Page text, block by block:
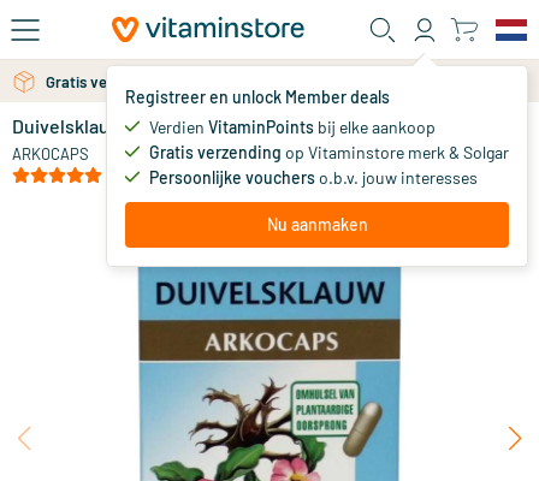
Ga naar de hoofdinhoud
Registreer en unlock Member deals
Verdien VitaminPoints bij elke aankoop
Gratis verzending op Vitaminstore merk & Solgar
Persoonlijke voucherso.b.v. jouw interesses
Nu aanmaken
Gratis verzending vanaf 25 euro
Gratis persoonlijk advies via chat of email
Duivelsklauw
ARKOCAPS
vanaf 11.